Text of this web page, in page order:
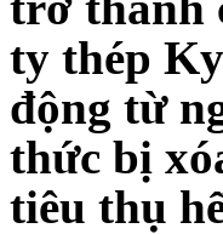
ty thép
động từ
thức bị
tiêu thụ